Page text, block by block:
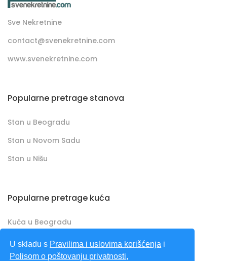
U skladu s Pravilima i uslovima korišćenja i
Polisom o poštovanju privatnosti,
Sve Nekretnine
contact@svenekretnine.com
www.svenekretnine.com
Popularne pretrage stanova
Stan u Beogradu
Stan u Novom Sadu
Stan u Nišu
Popularne pretrage kuća
Kuća u Beogradu
Kuća u Novom Sadu
Kuća u Nišu